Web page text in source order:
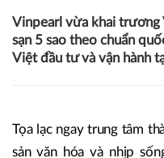
Vinpearl vừa khai trương
sạn 5 sao theo chuẩn
Việt đầu tư và vận hành
Tọa lạc ngay trung tâm
sản văn hóa và nhịp